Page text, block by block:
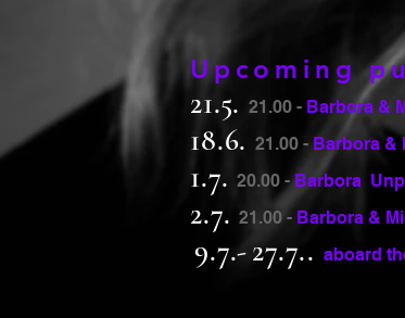
Upcoming
21.5.21.00 - Barbora &
18.6.21.00 - Barbora &
1.7.20.00 -Barbora
2.7.21.00 - Barbora &
9.7.-27.7.. aboard